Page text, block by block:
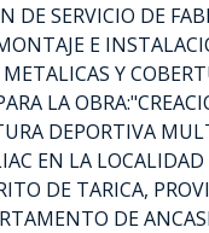
DE SERVICIO DE
E
Y
LA
DEPORTIVA
EN LA LOCALIDAD
DE TARICA,
DE